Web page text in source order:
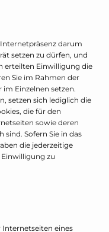
darum
setzen zu dürfen, und
erteilten Einwilligung die
Sie im Rahmen der
Einzelnen setzen.
setzen sich lediglich die
die für den
sowie deren
Sofern Sie in das
die jederzeitige
zu
Internetseiten eines